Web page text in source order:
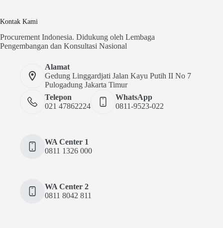
Kontak Kami
Procurement Indonesia. Didukung oleh Lembaga
Pengembangan dan Konsultasi Nasional
Alamat
Gedung Linggardjati Jalan Kayu Putih II No 7
Pulogadung Jakarta Timur
Telepon
021 47862224
WhatsApp
0811-9523-022
WA Center 1
0811 1326 000
WA Center 2
0811 8042 811